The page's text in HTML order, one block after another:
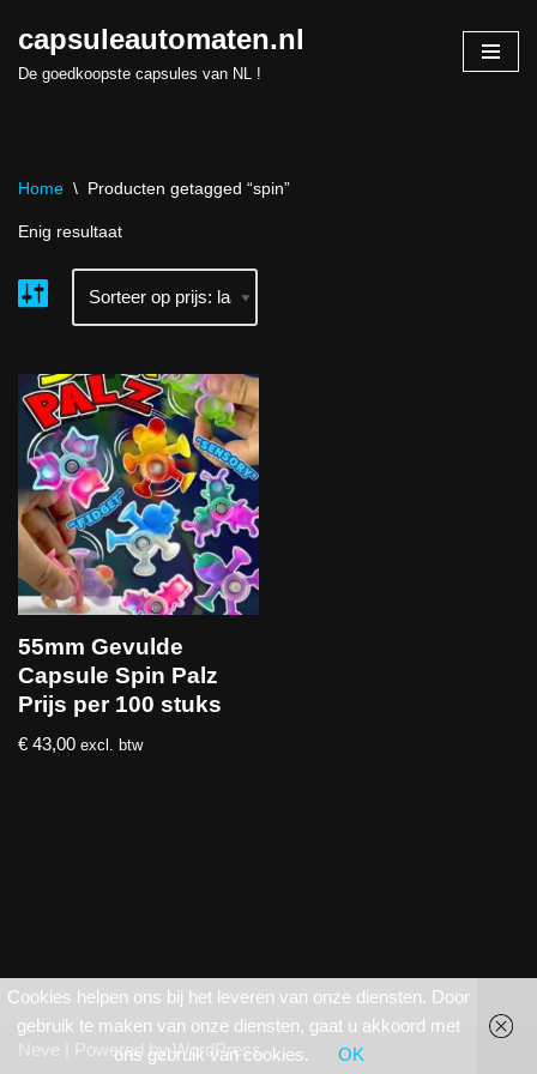
Skip
capsuleautomaten.nl
De goedkoopste capsules van NL !
Home \ Producten getagged “spin”
Enig resultaat
55mm Gevulde
Capsule Spin Palz
Prijs per 100 stuks
€ 43,00 excl. btw
Neve | Powered byWordPress
Cookies helpen ons bij het leveren van onze diensten. Door
gebruik te maken van onze diensten, gaat u akkoord met
ons gebruik van cookies.
OK